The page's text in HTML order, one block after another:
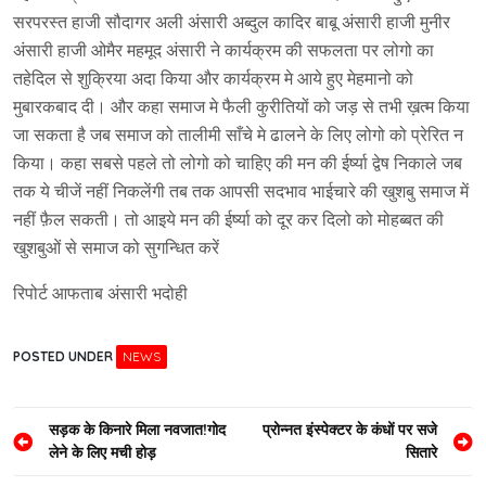
सरपरस्त हाजी सौदागर अली अंसारी अब्दुल कादिर बाबू अंसारी हाजी मुनीर
अंसारी हाजी ओमैर महमूद अंसारी ने कार्यक्रम की सफलता पर लोगो का
तहेदिल से शुक्रिया अदा किया और कार्यक्रम मे आये हुए मेहमानो को
मुबारकबाद दी। और कहा समाज मे फैली कुरीतियों को जड़ से तभी ख़त्म किया
जा सकता है जब समाज को तालीमी साँचे मे ढालने के लिए लोगो को प्रेरित न
किया। कहा सबसे पहले तो लोगो को चाहिए की मन की ईर्ष्या द्वेष निकाले जब
तक ये चीजें नहीं निकलेंगी तब तक आपसी सदभाव भाईचारे की खुशबु समाज में
नहीं फ़ैल सकती। तो आइये मन की ईर्ष्या को दूर कर दिलो को मोहब्बत की
खुशबुओं से समाज को सुगन्धित करें
रिपोर्ट आफताब अंसारी भदोही
POSTED UNDER NEWS
Post
navigation
सड़क के किनारे मिला नवजात!गोद
लेने के लिए मची होड़
प्रोन्नत इंस्पेक्टर के कंधों पर सजे
सितारे